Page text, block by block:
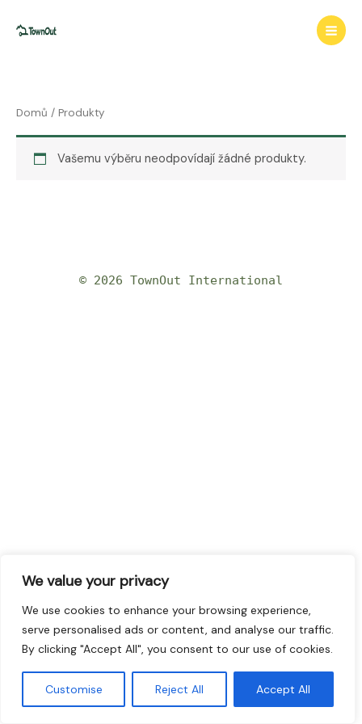
We value your privacy
We use cookies to enhance your browsing experience,
serve personalised ads or content, and analyse our traffic.
By clicking "Accept All", you consent to our use of cookies.
Customise Reject All Accept All
Domů / Produkty
Vašemu výběru neodpovídají žádné produkty.
© 2026 TownOut International